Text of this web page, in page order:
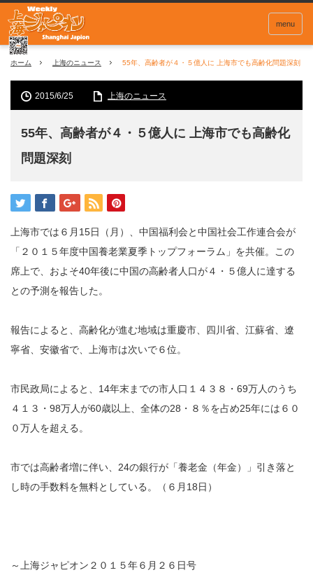
menu
ホーム 上海のニュース 55年、高齢者が４・５億人に 上海市でも高齢化問題深刻
2015/6/25 上海のニュース
55年、高齢者が４・５億人に 上海市でも高齢化
問題深刻
上海市では６月15日（月）、中国福利会と中国社会工作連合会が
「２０１５年度中国養老業夏季トップフォーラム」を共催。この
席上で、およそ40年後に中国の高齢者人口が４・５億人に達する
との予測を報告した。
報告によると、高齢化が進む地域は重慶市、四川省、江蘇省、遼
寧省、安徽省で、上海市は次いで６位。
市民政局によると、14年末までの市人口１４３８・69万人のうち
４１３・98万人が60歳以上、全体の28・８％を占め25年には６０
０万人を超える。
市では高齢者増に伴い、24の銀行が「養老金（年金）」引き落と
し時の手数料を無料としている。（６月18日）
～上海ジャピオン２０１５年６月２６日号